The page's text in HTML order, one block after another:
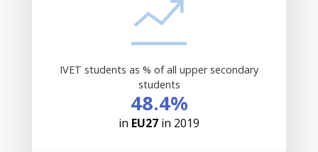
IVET students as % of all upper secondary
students
48.4%
in EU27 in 2019